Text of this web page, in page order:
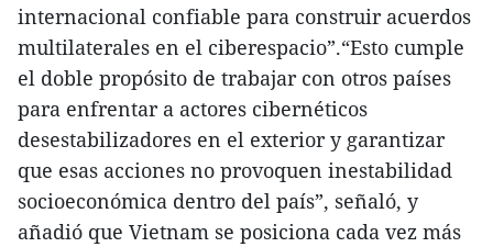
internacional confiable para construir acuerdos
multilaterales en el ciberespacio”.“Esto cumple
el doble propósito de trabajar con otros países
para enfrentar a actores cibernéticos
desestabilizadores en el exterior y garantizar
que esas acciones no provoquen inestabilidad
socioeconómica dentro del país”, señaló, y
añadió que Vietnam se posiciona cada vez más